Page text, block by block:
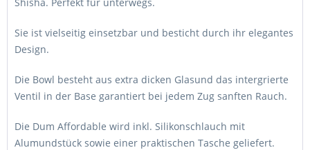
Sie ist vielseitig einsetzbar und besticht durch ihr elegantes
Design.
Die Bowl besteht aus extra dicken Glasund das intergrierte
Ventil in der Base garantiert bei jedem Zug sanften Rauch.
Die Dum Affordable wird inkl. Silikonschlauch mit
Alumundstück sowie einer praktischen Tasche geliefert.